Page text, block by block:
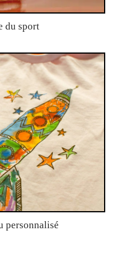
du sport
personnalisé